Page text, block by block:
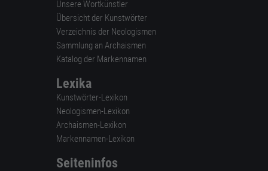
Unsere Wortkünstler
Übersicht der Kunstwörter
Verzeichnis der Neologismen
Sammlung an Archaismen
Katalog der Markennamen
Lexika
Kunstwörter-Lexikon
Neologismen-Lexikon
Archaismen-Lexikon
Markennamen-Lexikon
Seiteninfos